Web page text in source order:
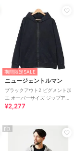
期間限定SALE
ニュージェントルマン
ブラックアウト2 ピグメント加
工 オーバーサイズ ジップアッ
プパーカー【セットアップ対
¥2,277
PR